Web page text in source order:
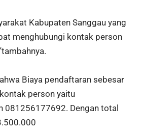
Kabupaten Sanggau yang
menghubungi kontak person
Biaya pendaftaran sebesar
person yaitu
081256177692. Dengan total